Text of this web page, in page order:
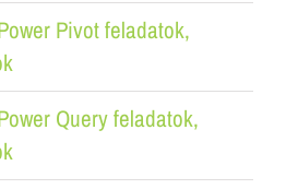
Pivot feladatok,
Query feladatok,